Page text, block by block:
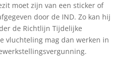
moet zijn van een sticker of
door de IND. Zo kan hij
de Richtlijn Tijdelijke
vluchteling mag dan werken in